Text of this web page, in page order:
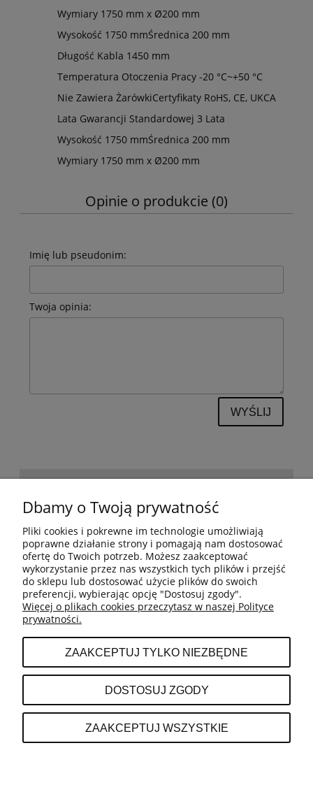
Wymiary 1750 mm x Ø200 mm
Wysokość 1750 mmŚrednica 200 mm
Długość Kabla 1450 mm
Temperatura Otoczenia Pracy -20 °C~+50 °C
Nie Zawiera ŻarówkiCertyfikaty RoHS, CE, UKCA
Lata Gwarancji Standardowej 3 Lata
Wysokość 1750 mmŚrednica 200 mm
Wymiary 1750 mm x Ø200 mm
Opinie o produkcie (0)
Imię lub pseudonim:
Twoja opinia:
WYŚLIJ
BESTSELLERY
MOJE KONTO
INFORMACJE
O NAS
Dbamy o Twoją prywatność
Pliki cookies i pokrewne im technologie umożliwiają
poprawne działanie strony i pomagają nam dostosować
ofertę do Twoich potrzeb. Możesz zaakceptować
wykorzystanie przez nas wszystkich tych plików i przejść
do sklepu lub dostosować użycie plików do swoich
preferencji, wybierając opcję "Dostosuj zgody".
Więcej o plikach cookies przeczytasz w naszej Polityce
prywatności.
ZAAKCEPTUJ TYLKO NIEZBĘDNE
DOSTOSUJ ZGODY
ZAAKCEPTUJ WSZYSTKIE